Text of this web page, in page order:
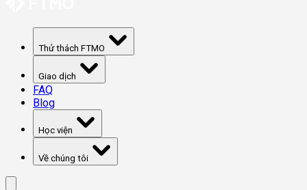
Thử thách FTMO
Giao dịch
FAQ
Blog
Học viện
Về chúng tôi